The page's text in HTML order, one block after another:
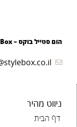
הום סטייל בוקס – Home Style Box
ניווט מהיר
דף הבית